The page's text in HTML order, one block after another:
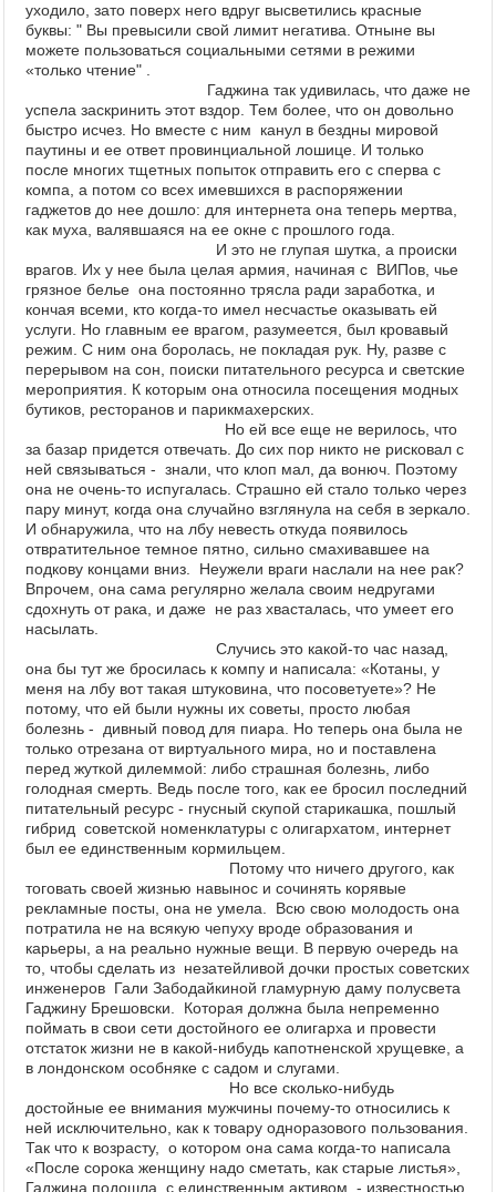
уходило, зато поверх него вдруг высветились красные
буквы: " Вы превысили свой лимит негатива. Отныне вы
можете пользоваться социальными сетями в режими
«только чтение" .
Гаджина так удивилась, что даже не
успела заскринить этот вздор. Тем более, что он довольно
быстро исчез. Но вместе с ним канул в бездны мировой
паутины и ее ответ провинциальной лошице. И только
после многих тщетных попыток отправить его с сперва с
компа, а потом со всех имевшихся в распоряжении
гаджетов до нее дошло: для интернета она теперь мертва,
как муха, валявшаяся на ее окне с прошлого года.
И это не глупая шутка, а происки
врагов. Их у нее была целая армия, начиная с ВИПов, чье
грязное белье она постоянно трясла ради заработка, и
кончая всеми, кто когда-то имел несчастье оказывать ей
услуги. Но главным ее врагом, разумеется, был кровавый
режим. С ним она боролась, не покладая рук. Ну, разве с
перерывом на сон, поиски питательного ресурса и светские
мероприятия. К которым она относила посещения модных
бутиков, ресторанов и парикмахерских.
Но ей все еще не верилось, что
за базар придется отвечать. До сих пор никто не рисковал с
ней связываться - знали, что клоп мал, да вонюч. Поэтому
она не очень-то испугалась. Страшно ей стало только через
пару минут, когда она случайно взглянула на себя в зеркало.
И обнаружила, что на лбу невесть откуда появилось
отвратительное темное пятно, сильно смахивавшее на
подкову концами вниз. Неужели враги наслали на нее рак?
Впрочем, она сама регулярно желала своим недругами
сдохнуть от рака, и даже не раз хвасталась, что умеет его
насылать.
Случись это какой-то час назад,
она бы тут же бросилась к компу и написала: «Котаны, у
меня на лбу вот такая штуковина, что посоветуете»? Не
потому, что ей были нужны их советы,
просто любая
болезнь - дивный повод для пиара. Но теперь она была не
только отрезана от виртуального мира, но и поставлена
перед жуткой дилеммой: либо страшная болезнь, либо
голодная смерть. Ведь после того, как ее бросил последний
питательный ресурс - гнусный скупой старикашка, пошлый
гибрид советской номенклатуры с олигархатом, интернет
был ее единственным кормильцем.
Потому что ничего другого, как
тоговать своей жизнью навынос и сочинять корявые
рекламные посты, она не умела. Всю свою молодость она
потратила не на всякую чепуху вроде образования и
карьеры, а на реально нужные вещи. В первую очередь на
то, чтобы сделать из незатейливой дочки простых советских
инженеров Гали Забодайкиной гламурную даму полусвета
Гаджину Брешовски. Которая должна была непременно
поймать в свои сети достойного ее олигарха и провести
отстаток жизни не в какой-нибудь капотненской хрущевке, а
в лондонском особняке с садом и слугами.
Но все сколько-нибудь
достойные ее внимания мужчины почему-то относились к
ней исключительно, как к товару одноразового пользования.
Так что к возрасту, о котором она сама когда-то написала
«После сорока женщину надо сметать, как старые листья»,
Гаджина подошла с единственным активом - известностью